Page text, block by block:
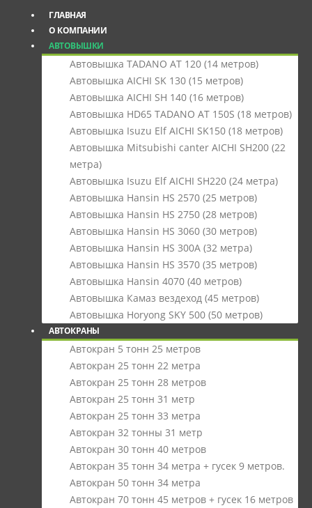
ГЛАВНАЯ
О КОМПАНИИ
АВТОВЫШКИ
Автовышка TADANO AT 120 (14 метров)
Автовышка AICHI SK 130 (15 метров)
Автовышка AICHI SH 140 (16 метров)
Автовышка HD65 TADANO AT 150S (18 метров)
Автовышка Isuzu Elf AICHI SK150 (18 метров)
Автовышка Mitsubishi canter AICHI SH200 (22
метра)
Автовышка Isuzu Elf AICHI SH220 (24 метра)
Автовышка Hansin HS 2570 (25 метров)
Автовышка Hansin HS 2750 (28 метров)
Автовышка Hansin HS 3060 (30 метров)
Автовышка Hansin HS 300А (32 метра)
Автовышка Hansin HS 3570 (35 метров)
Автовышка Hansin 4070 (40 метров)
Автовышка Камаз вездеход (45 метров)
Автовышка Horyong SKY 500 (50 метров)
АВТОКРАНЫ
Автокран 5 тонн 25 метров
Автокран 25 тонн 22 метра
Автокран 25 тонн 28 метров
Автокран 25 тонн 31 метр
Автокран 25 тонн 33 метра
Автокран 32 тонны 31 метр
Автокран 30 тонн 40 метров
Автокран 35 тонн 34 метра + гусек 9 метров.
Автокран 50 тонн 34 метра
Автокран 70 тонн 45 метров + гусек 16 метров